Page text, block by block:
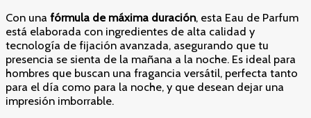
Con una fórmula de máxima duración, esta Eau de Parfum
está elaborada con ingredientes de alta calidad y
tecnología de fijación avanzada, asegurando que tu
presencia se sienta de la mañana a la noche. Es ideal para
hombres que buscan una fragancia versátil, perfecta tanto
para el día como para la noche, y que desean dejar una
impresión imborrable.